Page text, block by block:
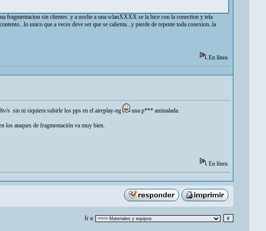
fragmentacion sin clientes..y a noche a una wlanXXXX se la hice con la conection y tela
unico que a veces deve ser que se calienta...y pierde de repente toda conexion..la
En línea
s sin ni siquiera subirle los pps en el aireplay-ng una p*** animalada.
los ataques de fragmentación va muy bien.
En línea
Ir a: